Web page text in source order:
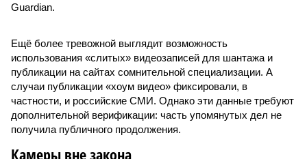
Guardian.
Ещё более тревожной выглядит возможность
использования «слитых» видеозаписей для шантажа и
публикации на сайтах сомнительной специализации. А
случаи публикации «хоум видео» фиксировали, в
частности, и российские СМИ. Однако эти данные требуют
дополнительной верификации: часть упомянутых дел не
получила публичного продолжения.
Камеры вне закона